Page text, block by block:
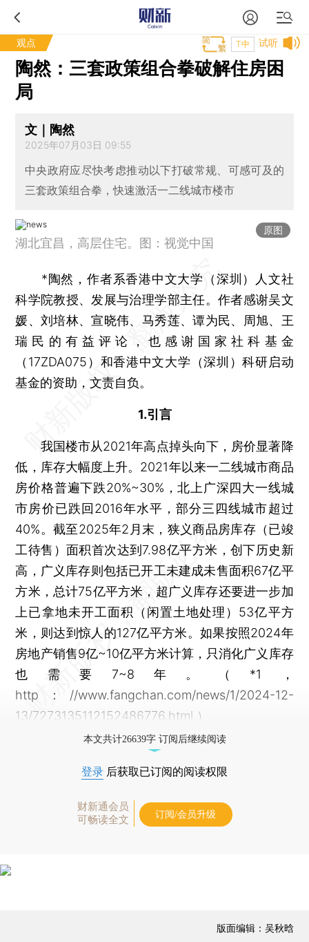
观点 试听
T中
陶然：三套政策组合拳破解住房困
局
文｜陶然
2025年07月03日 09:55
中央政府应尽快考虑推动以下打破常规、可感可及的
三套政策组合拳，快速激活一二线城市楼市
原图
湖北宜昌，高层住宅。图：视觉中国
*陶然，作者系香港中文大学（深圳）人文社
科学院教授、发展与治理学部主任。作者感谢吴文
媛、刘培林、宣晓伟、马秀莲、谭为民、周旭、王
瑞民的有益评论，也感谢国家社科基金
（17ZDA075）和香港中文大学（深圳）科研启动
基金的资助，文责自负。
1.引言
我国楼市从2021年高点掉头向下，房价显著降
低，库存大幅度上升。2021年以来一二线城市商品
房价格普遍下跌20%~30%，北上广深四大一线城
市房价已跌回2016年水平，部分三四线城市超过
40%。截至2025年2月末，狭义商品房库存（已竣
工待售）面积首次达到7.98亿平方米，创下历史新
高，广义库存则包括已开工未建成未售面积67亿平
方米，总计75亿平方米，超广义库存还要进一步加
上已拿地未开工面积（闲置土地处理）53亿平方
米，则达到惊人的127亿平方米。如果按照2024年
房地产销售9亿~10亿平方米计算，只消化广义库存
也需要7~8年。（*1，
http：//www.fangchan.com/news/1/2024-12-
13/7273135112152486776.html.）
本文共计26639字 订阅后继续阅读
登录 后获取已订阅的阅读权限
财新通会员
可畅读全文
订阅/会员升级
版面编辑：吴秋晗